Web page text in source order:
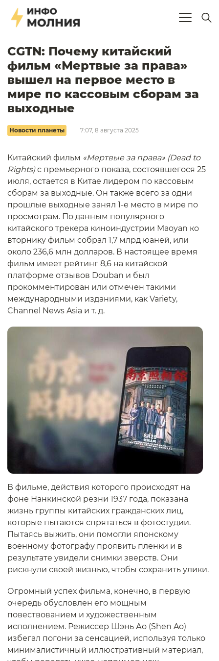
CGTN: Почему китайский
фильм «Мертвые за права»
вышел на первое место в
мире по кассовым сборам за
выходные
Новости планеты 7:07, 8 августа 2025
Китайский фильм «Мертвые за права» (Dead to
Rights)с премьерного показа, состоявшегося 25
июля, остается в Китае лидером по кассовым
сборам за выходные. Он также всего за одни
прошлые выходные занял 1-е место в мире по
просмотрам. По данным популярного
китайского трекера киноиндустрии Maoyan ко
вторнику фильм собрал 1,7 млрд юаней, или
около 236,6 млн долларов. В настоящее время
фильм имеет рейтинг 8,6 на китайской
платформе отзывов Douban и был
прокомментирован или отмечен такими
международными изданиями, как Variety,
Channel News Asia и т. д.
В фильме, действия которого происходят на
фоне Нанкинской резни 1937 года, показана
жизнь группы китайских гражданских лиц,
которые пытаются спрятаться в фотостудии.
Пытаясь выжить, они помогли японскому
военному фотографу проявить пленки и в
результате увидели снимки зверств. Они
рискнули своей жизнью, чтобы сохранить улики.
Огромный успех фильма, конечно, в первую
очередь обусловлен его мощным
повествованием и художественным
исполнением. Режиссер Шэнь Ао (Shen Ao)
избегал погони за сенсацией, используя только
минималистичный иллюстративный материал,